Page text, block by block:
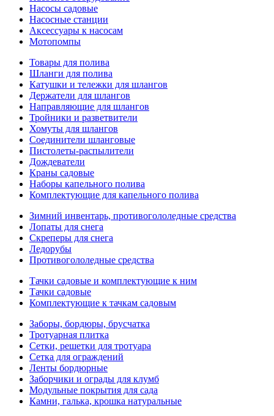
Насосы садовые
Насосные станции
Аксессуары к насосам
Мотопомпы
Товары для полива
Шланги для полива
Катушки и тележки для шлангов
Держатели для шлангов
Направляющие для шлангов
Тройники и разветвители
Хомуты для шлангов
Соединители шланговые
Пистолеты-распылители
Дождеватели
Краны садовые
Наборы капельного полива
Комплектующие для капельного полива
Зимний инвентарь, противогололедные средства
Лопаты для снега
Скреперы для снега
Ледорубы
Противогололедные средства
Тачки садовые и комплектующие к ним
Тачки садовые
Комплектующие к тачкам садовым
Заборы, бордюры, брусчатка
Тротуарная плитка
Сетки, решетки для тротуара
Сетка для ограждений
Ленты бордюрные
Заборчики и ограды для клумб
Модульные покрытия для сада
Камни, галька, крошка натуральные